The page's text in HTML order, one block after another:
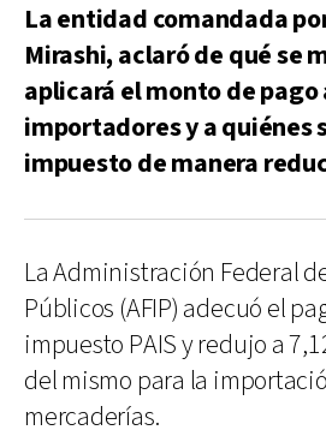
La entidad comandada
Mirashi, aclaró de qué se
aplicará el monto de pago
importadores y a quiénes
impuesto de manera
La Administración Federal
Públicos (AFIP) adecuó el
impuesto PAIS y redujo a
del mismo para la
mercaderías.